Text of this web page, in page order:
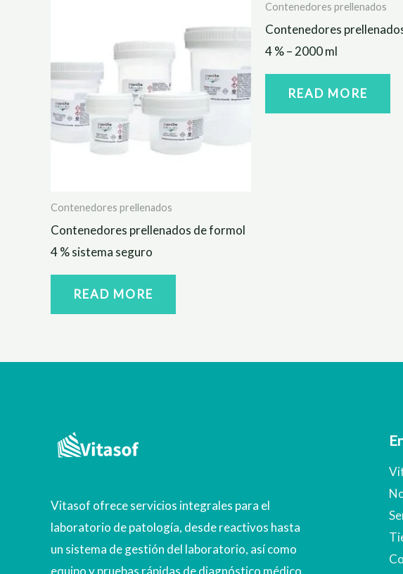
Contenedores prellenados
Contenedores prellenados de formol
4 % sistema seguro
READ MORE
Contenedores prellenados
Contenedores
4 % – 2000 ml
READ MORE
Vitasof ofrece servicios integrales para el
laboratorio de patología, desde reactivos hasta
un sistema de gestión del laboratorio, así como
equipo y pruebas rápidas de diagnóstico médico.